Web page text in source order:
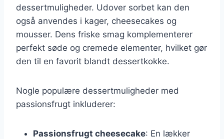
dessertmuligheder. Udover sorbet kan den
også anvendes i kager, cheesecakes og
mousser. Dens friske smag komplementerer
perfekt søde og cremede elementer, hvilket gør
den til en favorit blandt dessertkokke.
Nogle populære dessertmuligheder med
passionsfrugt inkluderer:
Passionsfrugt cheesecake: En lækker